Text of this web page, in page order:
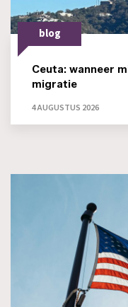
blog
Ceuta: wanneer
migratie
4 AUGUSTUS 2026